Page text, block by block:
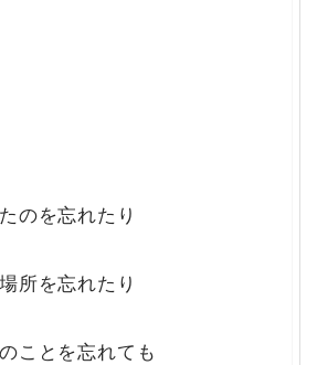
のを忘れたり
所を忘れたり
ことを忘れても